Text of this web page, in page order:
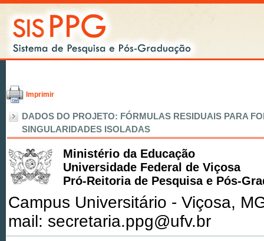
Imprimir
DADOS DO PROJETO: FÓRMULAS RESIDUAIS PARA
SINGULARIDADES ISOLADAS
Ministério da Educação
Universidade Federal de Viçosa
Pró-Reitoria de Pesquisa e Pós-
Campus Universitário - Viçosa,
mail: secretaria.ppg@ufv.br